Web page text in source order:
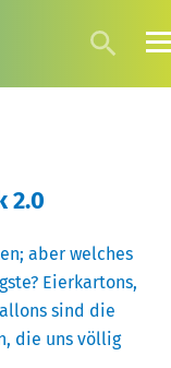
2.0
aber welches
Eierkartons,
sind die
die uns völlig